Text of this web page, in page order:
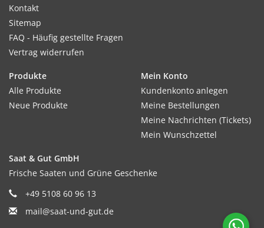
Kontakt
Sitemap
FAQ - Häufig gestellte Fragen
Vertrag widerrufen
Produkte
Alle Produkte
Neue Produkte
Mein Konto
Kundenkonto anlegen
Meine Bestellungen
Meine Nachrichten (Tickets)
Mein Wunschzettel
Saat & Gut GmbH
Frische Saaten und Grüne Geschenke
+49 5108 60 96 13
mail@saat-und-gut.de